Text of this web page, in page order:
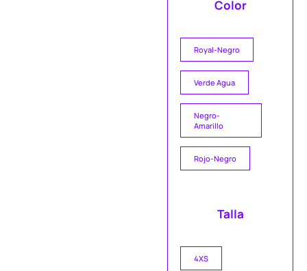
Color
Royal-Negro
Verde Agua
Negro-
Amarillo
Rojo-Negro
Talla
4XS